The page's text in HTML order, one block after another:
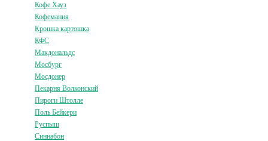
Кофе Хауз
Кофемания
Крошка картошка
КФС
Макдональдс
Мосбург
Мосдонер
Пекарня Волконский
Пироги Штолле
Поль Бейкери
Руспыш
Синнабон